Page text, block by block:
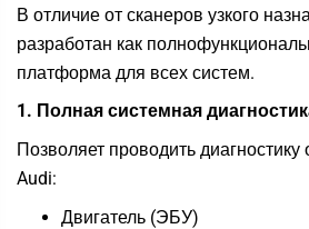
В отличие от сканеров узкого
разработан как
платформа для всех систем.
1. Полная системная
Позволяет проводить
Audi:
Двигатель (ЭБУ)